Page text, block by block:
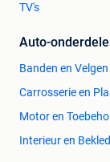
TV's
Auto-
Banden en Velgen
Carrosserie en
Motor en
Interieur en